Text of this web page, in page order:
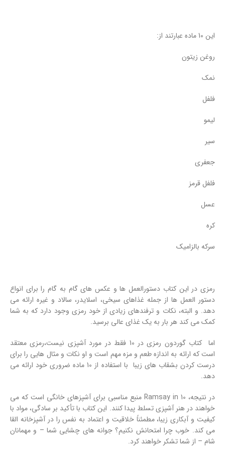
این 10 ماده عبارتند از:
روغن زیتون
نمک
فلفل
لیمو
سیر
جعفری
فلفل قرمز
عسل
کره
سرکه بالزامیک
رمزی در این کتاب دستورالعمل ها و عکس های گام به گام را برای انواع
دستور العمل ها از جمله غذاهای سیخی، اسلایدر، سالاد و غیره ارائه می
دهد. و البته، نکات و ترفندهای زیادی از خود رمزی وجود دارد که به شما
کمک می کند هر بار به یک غذای عالی برسید.
اما کتاب گوردون رمزی در 10 فقط در مورد آشپزی نیست،رمزی معتقد
است که ارائه به اندازه طعم و مزه مهم است و او نکات و مثال هایی را برای
درست کردن بشقاب های زیبا با استفاده از 10 ماده ضروری خود ارائه می
دهد.
در نتیجه، Ramsay in 10 منبع مناسبی برای آشپزهای خانگی است که می
خواهند در هنر آشپزی تسلط پیدا کنند. این کتاب با تأکید بر سادگی، مواد با
کیفیت و آبکاری زیبا، مطمئناً خلاقیت و اعتماد به نفس را در آشپزخانه القا
می کند. خوب چرا امتحانش نکنیم؟ جوانه های چشایی شما – و مهمانان
شام – از شما تشکر خواهند کرد.